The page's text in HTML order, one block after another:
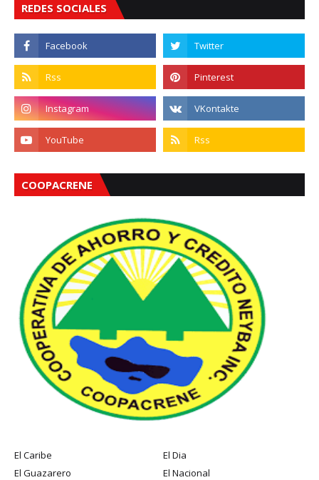
REDES SOCIALES
COOPACRENE
El Caribe
El Dia
El Guazarero
El Nacional